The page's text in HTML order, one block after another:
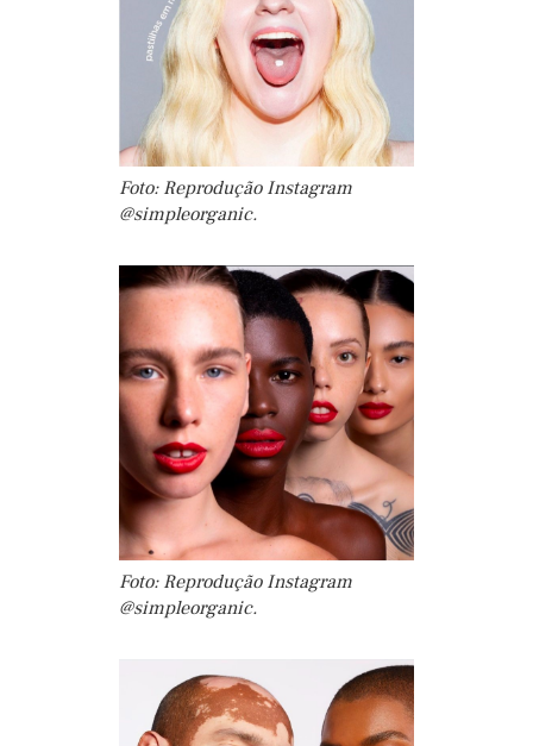
Foto: Reprodução Instagram
@simpleorganic.
Foto: Reprodução Instagram
@simpleorganic.